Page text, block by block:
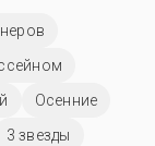
Осенние
3 звезды